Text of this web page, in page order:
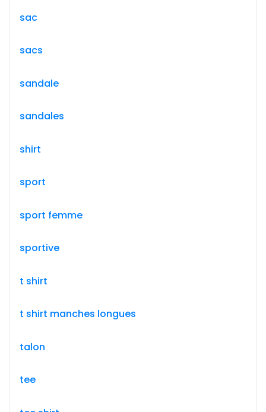
sac
sacs
sandale
sandales
shirt
sport
sport femme
sportive
t shirt
t shirt manches longues
talon
tee